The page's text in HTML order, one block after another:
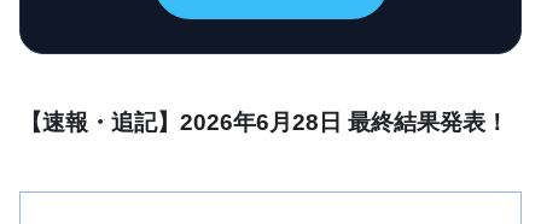
【速報・追記】2026年6月28日 最終結果発表！